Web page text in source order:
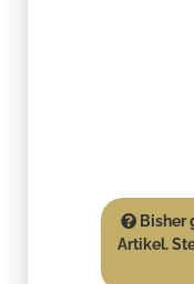
Bisher
Artikel.